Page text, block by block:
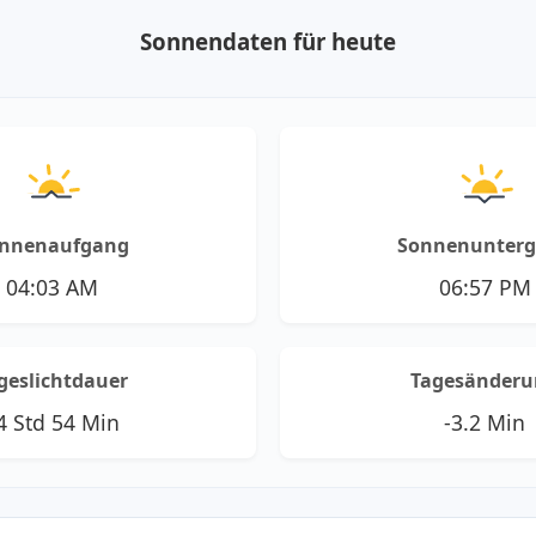
Sonnendaten für heute
04:03 AM 06:57 PM
Std 54 Min -3.2 Min